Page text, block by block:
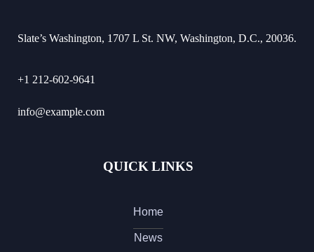
Slate’s Washington, 1707 L St. NW, Washington, D.C., 20036.
+1 212-602-9641
info@example.com
QUICK LINKS
Home
News